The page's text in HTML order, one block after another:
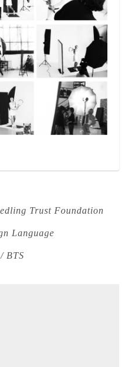
Trust Foundation
Language
BTS